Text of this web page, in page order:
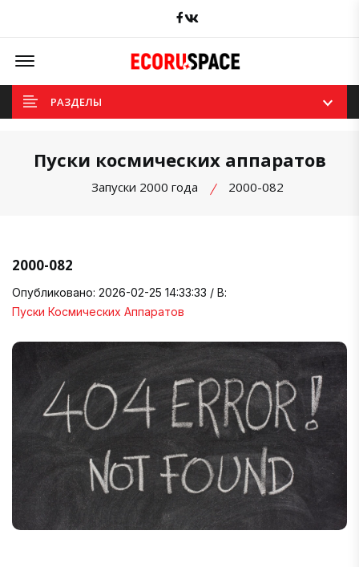
Facebook
Offcanvas Menu Open
РАЗДЕЛЫ
Пуски космических аппаратов
Запуски 2000 года 2000-082
2000-082
Опубликовано: 2026-02-25 14:33:33 / В:
Пуски Космических Аппаратов